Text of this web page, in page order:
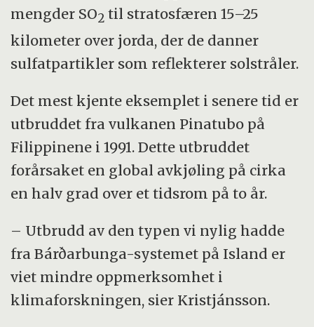
mengder SO2 til stratosfæren 15–25
kilometer over jorda, der de danner
sulfatpartikler som reflekterer solstråler.
Det mest kjente eksemplet i senere tid er
utbruddet fra vulkanen Pinatubo på
Filippinene i 1991. Dette utbruddet
forårsaket en global avkjøling på cirka
en halv grad over et tidsrom på to år.
– Utbrudd av den typen vi nylig hadde
fra Bárðarbunga-systemet på Island er
viet mindre oppmerksomhet i
klimaforskningen, sier Kristjánsson.